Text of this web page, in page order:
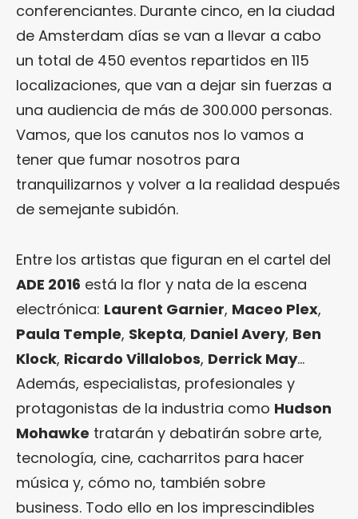
conferenciantes. Durante cinco, en la ciudad
de Amsterdam días se van a llevar a cabo
un total de 450 eventos repartidos en 115
localizaciones, que van a dejar sin fuerzas a
una audiencia de más de 300.000 personas.
Vamos, que los canutos nos lo vamos a
tener que fumar nosotros para
tranquilizarnos y volver a la realidad después
de semejante subidón.
Entre los artistas que figuran en el cartel del
ADE 2016 está la flor y nata de la escena
electrónica: Laurent Garnier, Maceo Plex,
Paula Temple, Skepta, Daniel Avery, Ben
Klock, Ricardo Villalobos, Derrick May…
Además, especialistas, profesionales y
protagonistas de la industria como Hudson
Mohawke tratarán y debatirán sobre arte,
tecnología, cine, cacharritos para hacer
música y, cómo no, también sobre
business. Todo ello en los imprescindibles